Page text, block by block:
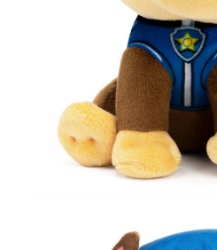
프 하세요!